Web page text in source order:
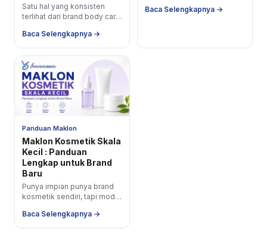
Satu hal yang konsisten
terlihat dari brand body care
produk berkualitas dalam
jangka panjang mereka...
Baca Selengkapnya →
kamu mulai riset soal
Baca Selengkapnya →
Panduan Maklon
Maklon Kosmetik Skala
Kecil : Panduan
Lengkap untuk Brand
Baru
Punya impian punya brand
kosmetik sendiri, tapi modal
pabrik ? Kamu tidak
sendirian. Banyak...
Baca Selengkapnya →